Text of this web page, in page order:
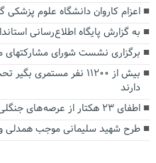
اعزام کاروان دانشگاه علوم پزشکی
به گزارش پایگاه اطلاع‌رسانی
برگزاری نشست شورای مشارکتهای
بیش از ۱۱۲۰۰ نفر
دارند
اطفای ۲۳ هکتار از عرصه های جنگلی گیلان طی دو روز
طرح شهید سلیمانی موجب همدلی